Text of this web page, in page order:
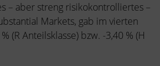
– aber streng risikokontrolliertes –
Markets, gab im vierten
(R Anteilsklasse) bzw. -3,40 % (H